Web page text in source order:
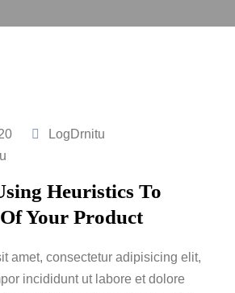
LogDrnitu
Heuristics To
Your Product
amet, consectetur adipisicing elit,
incididunt ut labore et dolore